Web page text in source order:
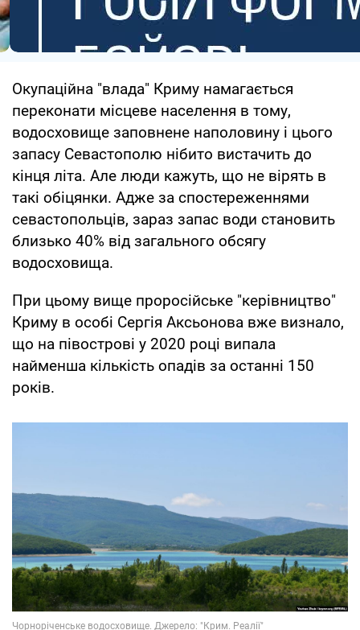
Окупаційна "влада" Криму намагається
переконати місцеве населення в тому,
водосховище заповнене наполовину і цього
запасу Севастополю нібито вистачить до
кінця літа. Але люди кажуть, що не вірять в
такі обіцянки. Адже за спостереженнями
севастопольців, зараз запас води становить
близько 40% від загального обсягу
водосховища.
При цьому вище проросійське "керівництво"
Криму в особі Сергія Аксьонова вже визнало,
що на півострові у 2020 році випала
найменша кількість опадів за останні 150
років.